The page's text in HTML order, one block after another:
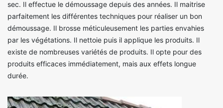
sec. Il effectue le démoussage depuis des années. Il maitrise
parfaitement les différentes techniques pour réaliser un bon
démoussage. Il brosse méticuleusement les parties envahies
par les végétations. Il nettoie puis il applique les produits. Il
existe de nombreuses variétés de produits. Il opte pour des
produits efficaces immédiatement, mais aux effets longue
durée.